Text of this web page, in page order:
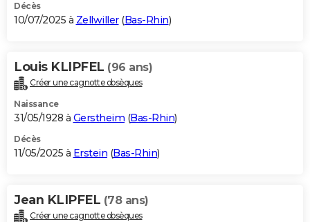
Décès
10/07/2025 à Zellwiller(Bas-Rhin)
Louis KLIPFEL (96 ans)
Créer une cagnotte obsèques
Naissance
31/05/1928 à Gerstheim (Bas-Rhin)
Décès
11/05/2025 à Erstein (Bas-Rhin)
Jean KLIPFEL (78 ans)
Créer une cagnotte obsèques